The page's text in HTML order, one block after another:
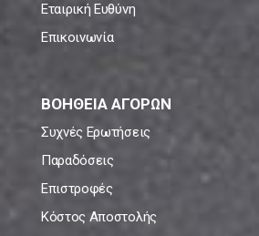
Εταιρική Ευθύνη
Επικοινωνία
ΒΟΗΘΕΙΑ ΑΓΟΡΩΝ
Συχνές Ερωτήσεις
Παραδόσεις
Επιστροφές
Κόστος Αποστολής